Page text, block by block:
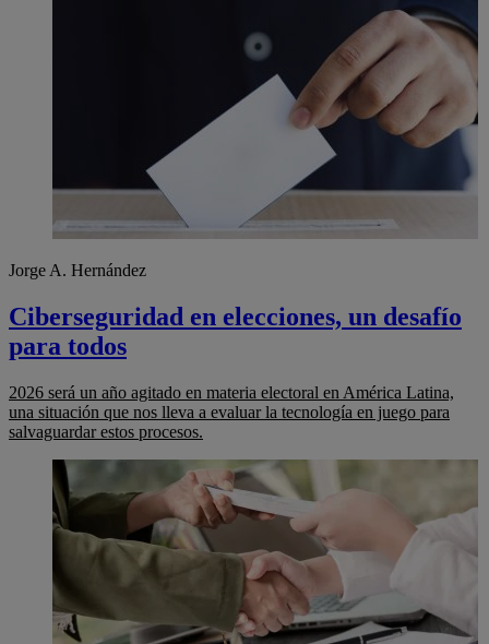
Jorge A. Hernández
Ciberseguridad en elecciones, un desafío
para todos
2026 será un año agitado en materia electoral en América Latina,
una situación que nos lleva a evaluar la tecnología en juego para
salvaguardar estos procesos.